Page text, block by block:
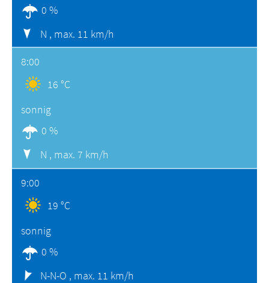
0 %
N , max. 11 km/h
8:00
16 °C
sonnig
0 %
N , max. 7 km/h
9:00
19 °C
sonnig
0 %
N-N-O , max. 11 km/h